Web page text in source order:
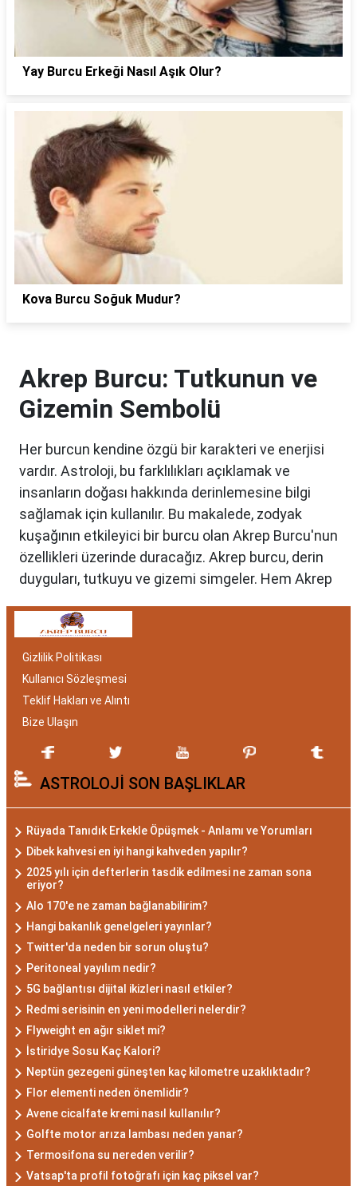
Yay Burcu Erkeği Nasıl Aşık Olur?
Kova Burcu Soğuk Mudur?
Akrep Burcu: Tutkunun ve
Gizemin Sembolü
Her burcun kendine özgü bir karakteri ve enerjisi
vardır. Astroloji, bu farklılıkları açıklamak ve
insanların doğası hakkında derinlemesine bilgi
sağlamak için kullanılır. Bu makalede, zodyak
kuşağının etkileyici bir burcu olan Akrep Burcu'nun
özellikleri üzerinde duracağız. Akrep burcu, derin
duyguları, tutkuyu ve gizemi simgeler. Hem Akrep
bakımından benzersizdir. Ayrıca, hangi aylar
belirlemede etkilidir.
Akrep Burcu Özellikleri:
Gizemli ve Kararlı
Akrep burcu, astrolojide 23 Ekim ile 21 Kasım
tarihleri arasında doğanları ifade eder. Bu
dönemde doğan bireyler genellikle gizemli ve derin
düşünce yapısına sahiptir. Akrep burcunun temel
özellikleri arasında kararlılık, cesaret ve tutku
bulunur. Akrepler, hedeflerine ulaşmak için
kararlılıkla çalışan bireylerdir. Aynı zamanda,
zekalarını ve keskin gözlem yeteneklerini
kullanarak çözüm odaklıdırlar.
Akrep Burcu Erkeği
Özellikleri: Güçlü ve
Karizmatik
Akrep burcu erkeği, genellikle güçlü bir karaktere
ve derin bir içsel güce sahiptir. Karizmatik ve
etkileyici kişilikleriyle dikkat çekerler. Akrep burcu
erkekleri, duygusal derinlikleri ve tutkulu
yaklaşımlarıyla ilişkilerde derin bağlar kurabilirler.
Ancak, bazen kıskançlık eğilimleri de
Gizlilik Politikası
Kullanıcı Sözleşmesi
Teklif Hakları ve Alıntı
Bize Ulaşın
ASTROLOJİ SON BAŞLIKLAR
Rüyada Tanıdık Erkekle Öpüşmek - Anlamı ve Yorumları
Dibek kahvesi en iyi hangi kahveden yapılır?
2025 yılı için defterlerin tasdik edilmesi ne zaman sona
eriyor?
Alo 170'e ne zaman bağlanabilirim?
Hangi bakanlık genelgeleri yayınlar?
Twitter'da neden bir sorun oluştu?
Peritoneal yayılım nedir?
5G bağlantısı dijital ikizleri nasıl etkiler?
Redmi serisinin en yeni modelleri nelerdir?
Flyweight en ağır siklet mi?
İstiridye Sosu Kaç Kalori?
Neptün gezegeni güneşten kaç kilometre uzaklıktadır?
Flor elementi neden önemlidir?
Avene cicalfate kremi nasıl kullanılır?
Golfte motor arıza lambası neden yanar?
Termosifona su nereden verilir?
Vatsap'ta profil fotoğrafı için kaç piksel var?